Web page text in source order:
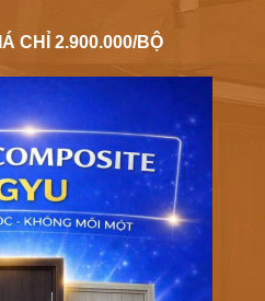
CHỈ 2.900.000/BỘ